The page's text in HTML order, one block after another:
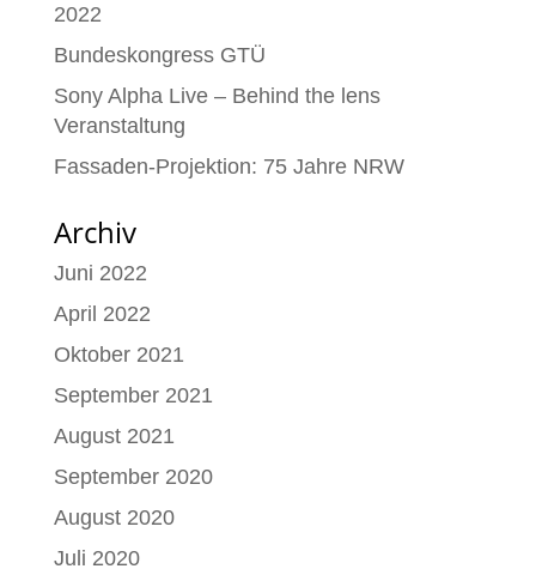
2022
Bundeskongress GTÜ
Sony Alpha Live – Behind the lens
Veranstaltung
Fassaden-Projektion: 75 Jahre NRW
Archiv
Juni 2022
April 2022
Oktober 2021
September 2021
August 2021
September 2020
August 2020
Juli 2020